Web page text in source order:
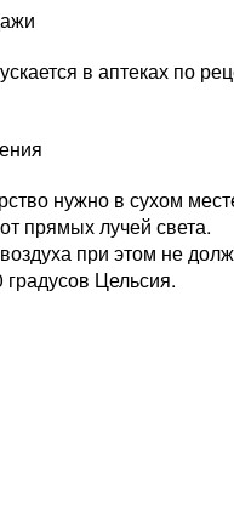
в аптеках по
нужно в сухом
прямых лучей света.
при этом не
Цельсия.